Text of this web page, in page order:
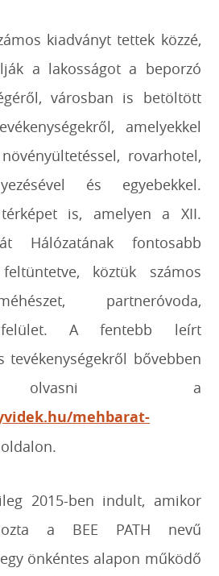
kiadványt tettek közzé,
a lakosságot a beporzó
városban is betöltött
amelyekkel
rovarhotel,
és egyebekkel.
is, amelyen a XII.
Hálózatának fontosabb
köztük számos
partneróvoda,
A fentebb leírt
tevékenységekről bővebben
a
mehbarat-
oldalon.
2015-ben indult, amikor
a BEE PATH nevű
önkéntes alapon működő